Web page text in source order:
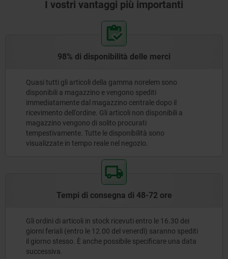
I vostri vantaggi più importanti
98% di disponibilità delle merci
Quasi tutti gli articoli della gamma norelem sono
disponibili a magazzino e vengono spediti
immediatamente dal magazzino centrale dopo il
ricevimento dell'ordine. Gli articoli non disponibili a
magazzino vengono di solito procurati
tempestivamente. Tutte le disponibilità sono
visualizzate in tempo reale nel negozio.
Tempi di consegna di 48-72 ore
Gli ordini di articoli in stock ricevuti entro le 16.30 dei
giorni feriali (entro le 12.00 del venerdì) saranno spediti
il giorno stesso. È anche possibile specificare una data
successiva.